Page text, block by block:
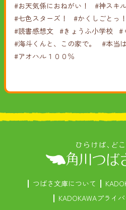
#お天気係におねがい！
#神スキ
#七色スターズ！
#かくしごとっ！
#読書感想文
#きょうふ小学校 #
#海斗くんと、この家で。
#本当
#アオハル１００％
つばさ文庫について
KADOKAWAプライ